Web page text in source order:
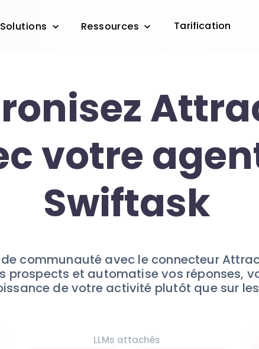
Solutions Ressources Tarification
votre
Swiftask
communauté avec le connecteur
prospects et automatise vos réponses,
de votre activité plutôt que sur
LLMs attachés